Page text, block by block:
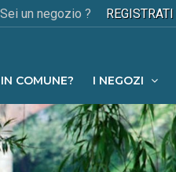
Sei un negozio ? REGISTRATI
COMUNE? I NEGOZI